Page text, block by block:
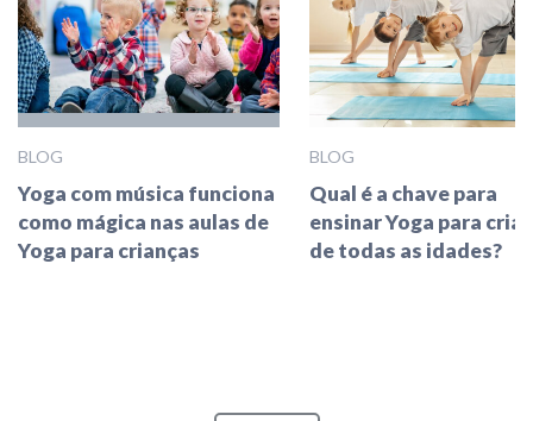
BLOG
Yoga com música funciona
como mágica nas aulas de
Yoga para crianças
BLOG
Qual é a chave para
ensinar Yoga para
de todas as idades?